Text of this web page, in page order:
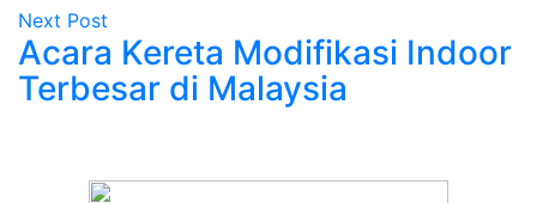
Next Post
Acara Kereta Modifikasi Indoor
Terbesar di Malaysia